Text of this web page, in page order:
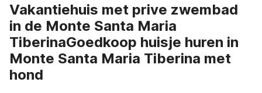
Vakantiehuis met prive zwembad
in de Monte Santa Maria
TiberinaGoedkoop huisje huren in
Monte Santa Maria Tiberina met
hond